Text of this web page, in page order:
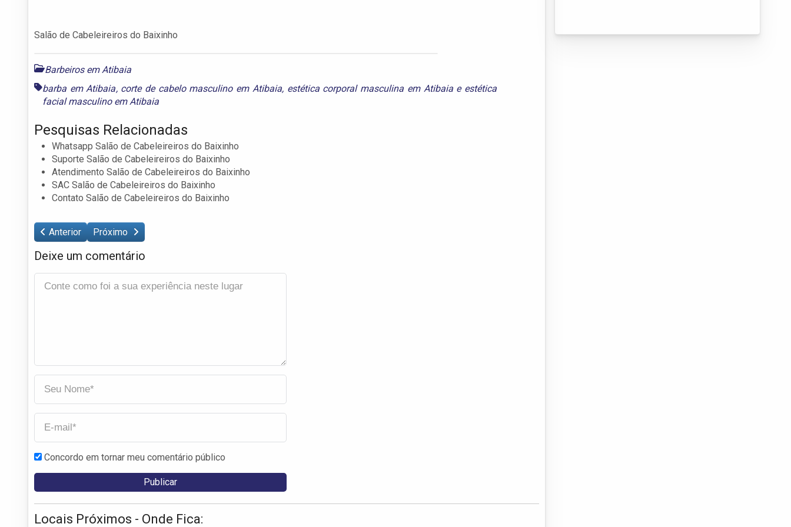
Salão de Cabeleireiros do Baixinho
Barbeiros em Atibaia
barba em Atibaia, corte de cabelo masculino em Atibaia, estética corporal masculina em Atibaiae estética
facial masculino em Atibaia
Pesquisas Relacionadas
Whatsapp Salão de Cabeleireiros do Baixinho
Suporte Salão de Cabeleireiros do Baixinho
Atendimento Salão de Cabeleireiros do Baixinho
SAC Salão de Cabeleireiros do Baixinho
Contato Salão de Cabeleireiros do Baixinho
Anterior Próximo
Deixe um comentário
Concordo em tornar meu comentário público
Locais Próximos - Onde Fica: